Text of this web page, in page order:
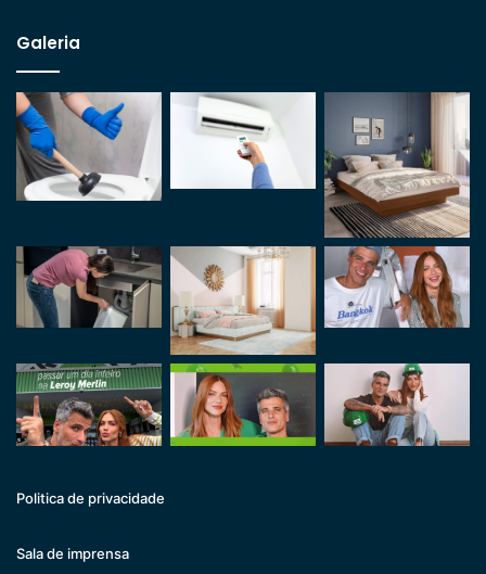
Galeria
Politica de privacidade
Sala de imprensa